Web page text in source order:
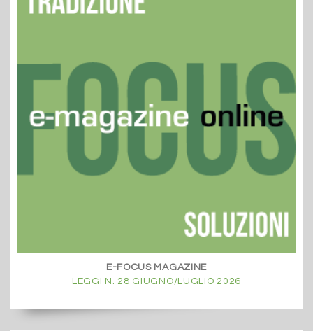
E-FOCUS MAGAZINE
LEGGI N. 28 GIUGNO/LUGLIO 2026